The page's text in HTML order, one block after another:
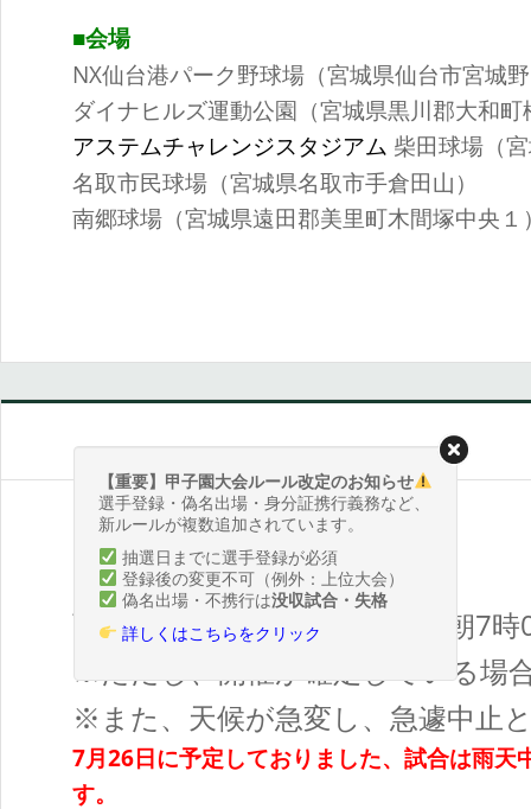
【重要】甲子園大会ルール改定のお知らせ
選手登録・偽名出場・身分証携行義務など、
新ルールが複数追加されています。
抽選日までに選手登録が必須
登録後の変更不可（例外：上位大会）
偽名出場・不携行は没収試合・失格
詳しくはこちらをクリック
■会場
NX仙台港パーク野球場（宮城県仙台市宮城
ダイナヒルズ運動公園（宮城県黒川郡大和
アステムチャレンジスタジアム 柴田球場（
名取市民球場（宮城県名取市手倉田山）
南郷球場（宮城県遠田郡美里町木間塚中央１
■雨天時開催可否について
雨天中止となる場合は、当日朝7
※ただし、開催が確定している場
※また、天候が急変し、急遽中止
7月26日に予定しておりました、試合は雨
す。